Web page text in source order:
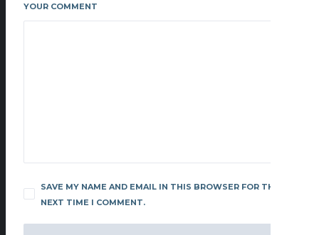
YOUR COMMENT
SAVE MY NAME AND EMAIL IN THIS BROWSER FOR THE
NEXT TIME I COMMENT.